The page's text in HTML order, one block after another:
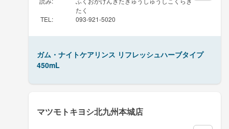
たく
TEL : 093-921-5020
ガム・ナイトケアリンス リフレッシュハーブタイプ
450mL
マツモトキヨシ北九州本城店